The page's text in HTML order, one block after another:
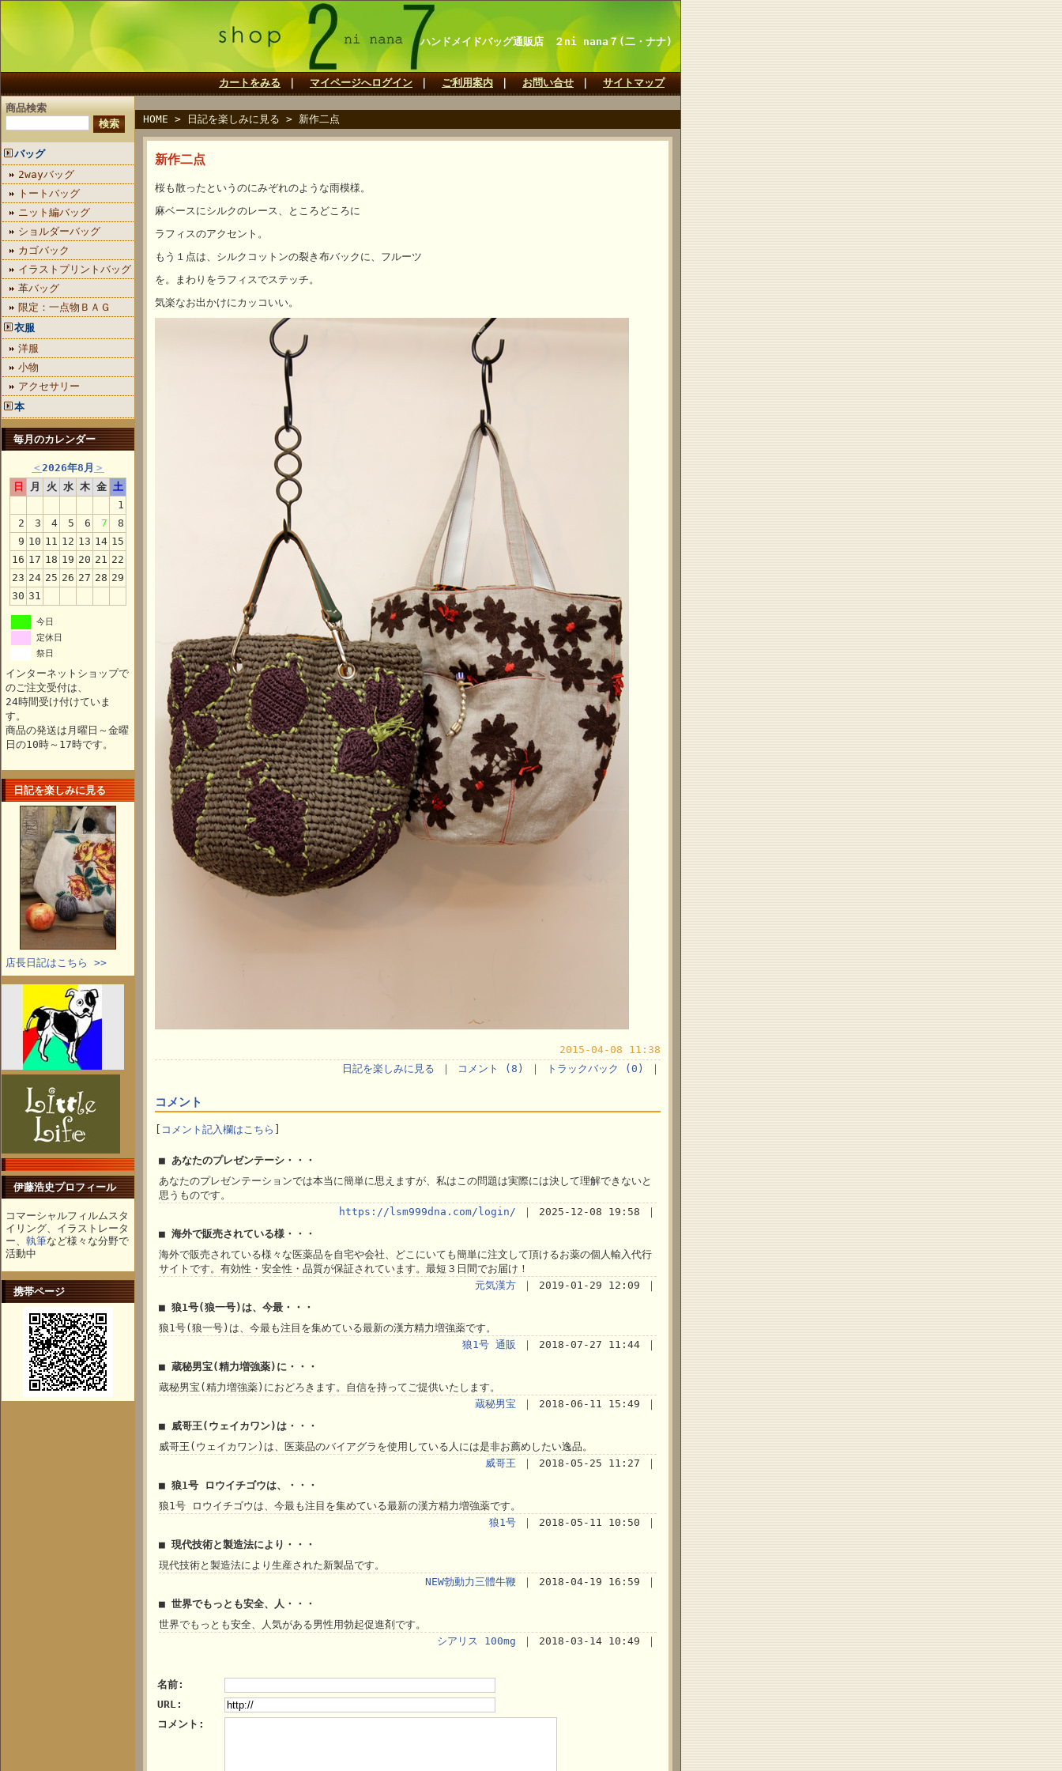
ハンドメイドバッグ通販店 ２ni nana７(二・ナナ)
カートをみる マイページへログイン ご利用案内 お問い合せ サイトマップ
商品検索
バッグ
2wayバッグ
トートバッグ
ニット編バッグ
ショルダーバッグ
カゴバック
イラストプリントバッグ
革バッグ
限定：一点物ＢＡＧ
衣服
洋服
小物
アクセサリー
本
毎月のカレンダー
＜ 2026年8月 ＞
日
月 火 水 木 金 土
1
2
3 4 5 6 7
8
9 10 11 12 13 14 15
16 17 18 19 20 21 22
23 24 25 26 27 28 29
30 31
今日
定休日
祭日
インターネットショップで
のご注文受付は、
24時間受け付けていま
す。
商品の発送は月曜日～金曜
日の10時～17時です。
日記を楽しみに見る
店長日記はこちら >>
伊藤浩史プロフィール
コマーシャルフィルムスタ
イリング、イラストレータ
ー、 執筆など様々な分野で
活動中
携帯ページ
HOME > 日記を楽しみに見る > 新作二点
新作二点
桜も散ったというのにみぞれのような雨模様。
麻ベースにシルクのレース、ところどころに
ラフィスのアクセント。
もう１点は、シルクコットンの裂き布バックに、フルーツ
を。まわりをラフィスでステッチ。
気楽なお出かけにカッコいい。
2015-04-08 11:38
日記を楽しみに見る ｜ コメント (8) ｜ トラックバック (0) ｜
コメント
コメント記入欄はこちら
■ あなたのプレゼンテーシ・・・
あなたのプレゼンテーションでは本当に簡単に思えますが、私はこの問題は実際には決して理解できないと
思うものです。
https://lsm999dna.com/login/ ｜ 2025-12-08 19:58 ｜
■ 海外で販売されている様・・・
海外で販売されている様々な医薬品を自宅や会社、どこにいても簡単に注文して頂けるお薬の個人輸入代行
サイトです。有効性・安全性・品質が保証されています。最短３日間でお届け！
元気漢方 ｜ 2019-01-29 12:09 ｜
■ 狼1号(狼一号)は、今最・・・
狼1号(狼一号)は、今最も注目を集めている最新の漢方精力増強薬です。
狼1号 通販
｜ 2018-07-27 11:44 ｜
■ 蔵秘男宝(精力増強薬)に・・・
蔵秘男宝(精力増強薬)におどろきます。自信を持ってご提供いたします。
蔵秘男宝 ｜ 2018-06-11 15:49 ｜
■ 威哥王(ウェイカワン)は・・・
威哥王(ウェイカワン)は、医薬品のバイアグラを使用している人には是非お薦めしたい逸品。
威哥王 ｜ 2018-05-25 11:27 ｜
■ 狼1号 ロウイチゴウは、・・・
狼1号 ロウイチゴウは、今最も注目を集めている最新の漢方精力増強薬です。
狼1号 ｜ 2018-05-11 10:50 ｜
■ 現代技術と製造法により・・・
現代技術と製造法により生産された新製品です。
NEW勃動力三體牛鞭 ｜ 2018-04-19 16:59 ｜
■ 世界でもっとも安全、人・・・
世界でもっとも安全、人気がある男性用勃起促進剤です。
シアリス 100mg ｜ 2018-03-14 10:49 ｜
名前:
URL:
コメント: